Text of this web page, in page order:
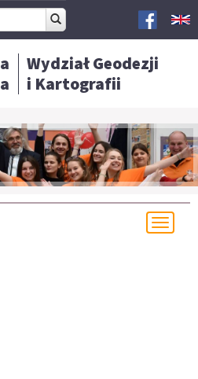
Wydział Geodezji
i Kartografii